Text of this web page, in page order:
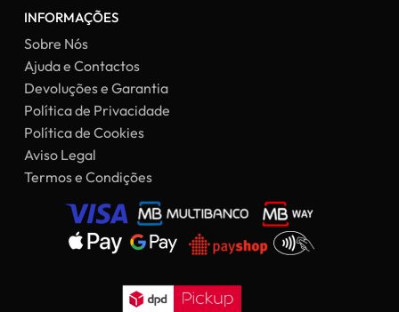
INFORMAÇÕES
Sobre Nós
Ajuda e Contactos
Devoluções e Garantia
Política de Privacidade
Política de Cookies
Aviso Legal
Termos e Condições